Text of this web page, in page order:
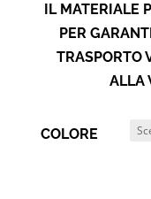
IL MATERIALE
PER
TRASPORTO
ALLA
COLORE